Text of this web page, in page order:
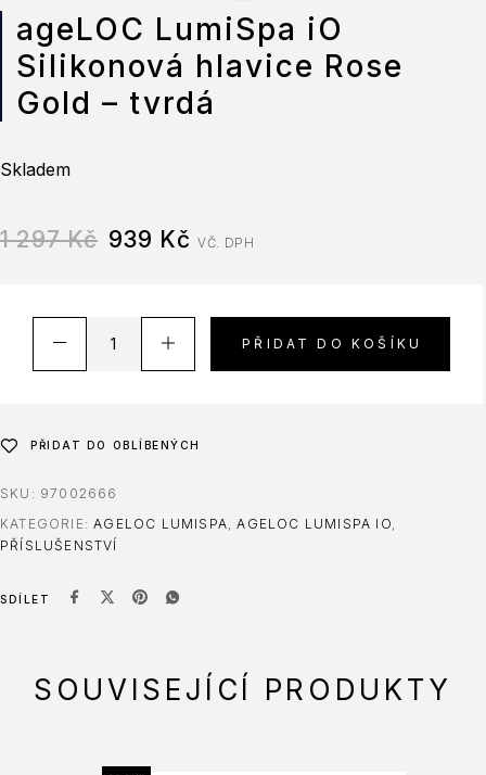
ageLOC LumiSpa iO
Silikonová hlavice Rose
Gold – tvrdá
Skladem
1 297Kč 939 Kč VČ. DPH
PŘIDAT DO KOŠÍKU
PŘIDAT DO OBLÍBENÝCH
SKU: 97002666
KATEGORIE:AGELOC LUMISPA,AGELOC LUMISPA IO,
PŘÍSLUŠENSTVÍ
SDÍLET
SOUVISEJÍCÍ PRODUKTY